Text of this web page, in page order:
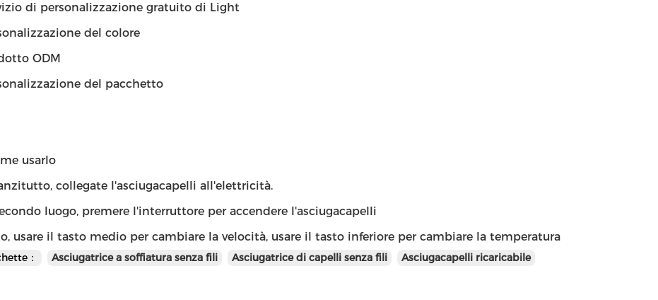
di personalizzazione gratuito di Light
del colore
ODM
del pacchetto
usarlo
collegate l'asciugacapelli all'elettricità.
luogo, premere l'interruttore per accendere l'asciugacapelli
usare il tasto medio per cambiare la velocità, usare il tasto inferiore per cambiare la temperatura
： Asciugatrice a soffiatura senza fili Asciugatrice di capelli senza fili Asciugacapelli ricaricabile